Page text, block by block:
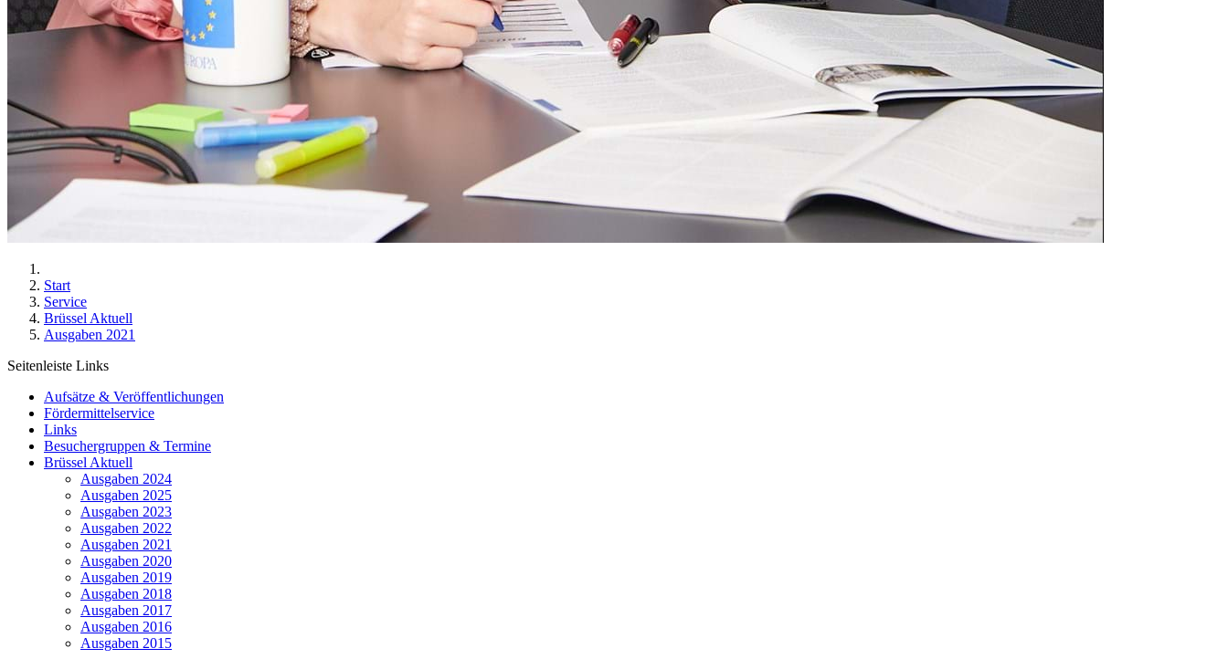
Start
Service
Brüssel Aktuell
Ausgaben 2021
Seitenleiste Links
Aufsätze & Veröffentlichungen
Fördermittelservice
Links
Besuchergruppen & Termine
Brüssel Aktuell
Ausgaben 2024
Ausgaben 2025
Ausgaben 2023
Ausgaben 2022
Ausgaben 2021
Ausgaben 2020
Ausgaben 2019
Ausgaben 2018
Ausgaben 2017
Ausgaben 2016
Ausgaben 2015